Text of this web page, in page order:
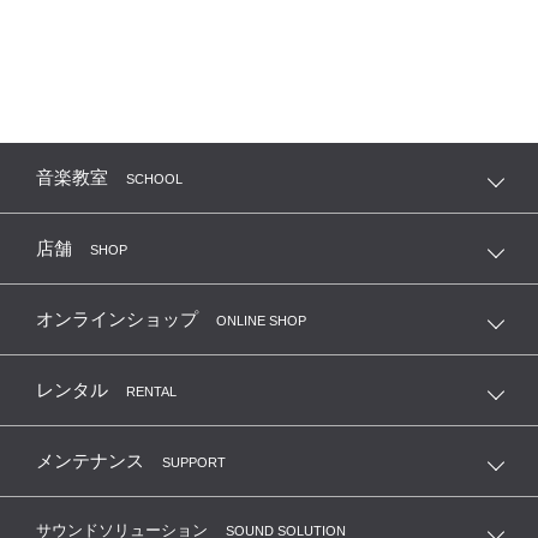
音楽教室 SCHOOL
店舗 SHOP
オンラインショップ ONLINE SHOP
レンタル RENTAL
メンテナンス SUPPORT
サウンドソリューション SOUND SOLUTION